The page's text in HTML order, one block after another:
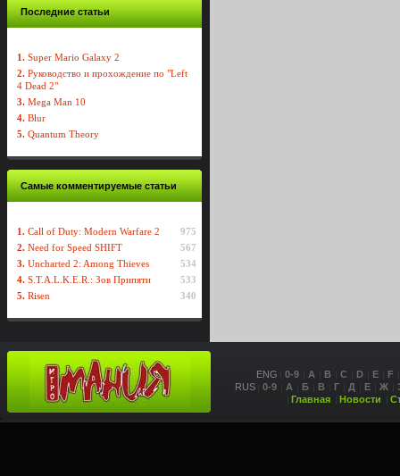
Последние статьи
1. Super Mario Galaxy 2
2. Руководство и прохождение по "Left
4 Dead 2"
3. Mega Man 10
4. Blur
5. Quantum Theory
Самые комментируемые статьи
1. Call of Duty: Modern Warfare 2
975
2. Need for Speed SHIFT
567
3. Uncharted 2: Among Thieves
534
4. S.T.A.L.K.E.R.: Зов Припяти
533
5. Risen 340
ENG 0-9 A B C D E
F
RUS
0-9 А Б В Г Д Е Ж
Главная
Новости